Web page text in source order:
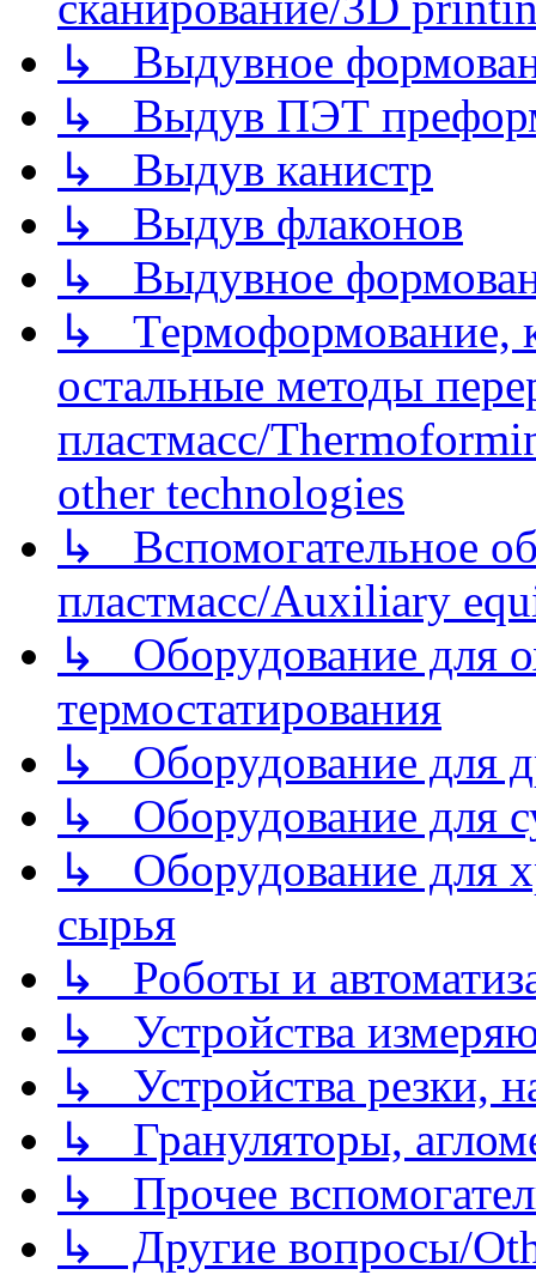
↳ Выдувное
↳ Выдув ПЭТ
↳ Выдув канистр
↳ Выдув флаконов
↳ Выдувное
↳ Термоформование,
остальные методы
пластмасс/
other technologies
↳ Вспомогательное
пластмасс/Auxiliary
↳ Оборудование для
термостатирования
↳ Оборудование для
↳ Оборудование для
↳ Оборудование для
сырья
↳ Роботы и
↳ Устройства
↳ Устройства резки,
↳ Грануляторы,
↳ Прочее
↳ Другие вопросы/